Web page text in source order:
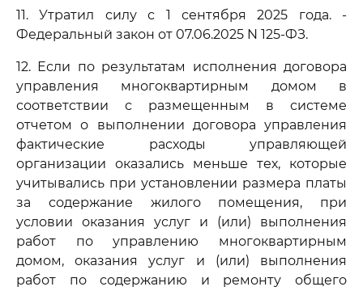
11. Утратил силу с 1 сентября 2025 года. -
Федеральный закон от 07.06.2025 N 125-ФЗ.
12. Если по результатам исполнения договора
управления многоквартирным домом в
соответствии с размещенным в системе
отчетом о выполнении договора управления
фактические расходы управляющей
организации оказались меньше тех, которые
учитывались при установлении размера платы
за содержание жилого помещения, при
условии оказания услуг и (или) выполнения
работ по управлению многоквартирным
домом, оказания услуг и (или) выполнения
работ по содержанию и ремонту общего